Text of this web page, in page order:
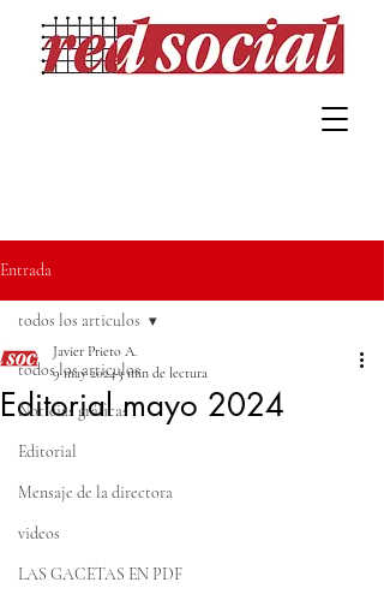
Entrada
todos los articulos
Noticias gráficas
Editorial
Mensaje de la directora
videos
LAS GACETAS EN PDF
todos los articulos
Editorial mayo 2024
Javier Prieto A.
9 may 20243 min de lectura